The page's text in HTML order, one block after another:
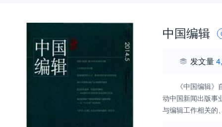
中国编辑
发文量
《中国编辑
动中国新闻出版事
与编辑工作相关的